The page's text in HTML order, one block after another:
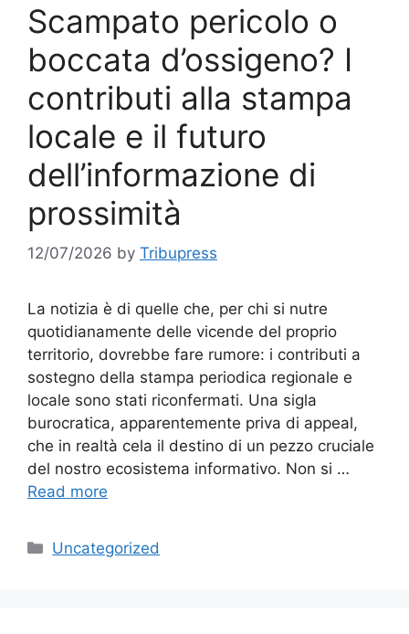
Scampato pericolo o
boccata d’ossigeno? I
contributi alla stampa
locale e il futuro
dell’informazione di
prossimità
12/07/2026 by Tribupress
La notizia è di quelle che, per chi si nutre
quotidianamente delle vicende del proprio
territorio, dovrebbe fare rumore: i contributi a
sostegno della stampa periodica regionale e
locale sono stati riconfermati. Una sigla
burocratica, apparentemente priva di appeal,
che in realtà cela il destino di un pezzo cruciale
del nostro ecosistema informativo. Non si …
Read more
Categories
Uncategorized